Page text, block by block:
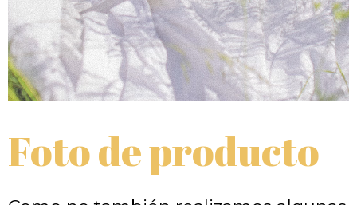
Foto de producto